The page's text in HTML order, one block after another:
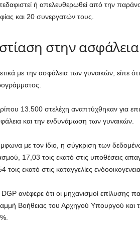
ή απελευθερωθεί από την
και 20 συνεργατών τους.
στην
με την ασφάλεια των γυναικών, είπε
13.500 στελέχη αναπτύχθηκαν για
και την ενδυνάμωση των γυναικών.
με τον ίδιο, η σύγκριση των
17,03 τοις εκατό στις υποθέσεις
τοις εκατό στις καταγγελίες
ανέφερε ότι οι μηχανισμοί επίλυσης
Βοήθειας του Αρχηγού Υπουργού